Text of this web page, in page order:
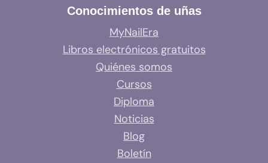
Conocimientos de uñas
MyNailEra
Libros electrónicos gratuitos
Quiénes somos
Cursos
Diploma
Noticias
Blog
Boletín